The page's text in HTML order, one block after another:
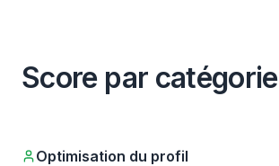
Score par catégorie
Optimisation du profil